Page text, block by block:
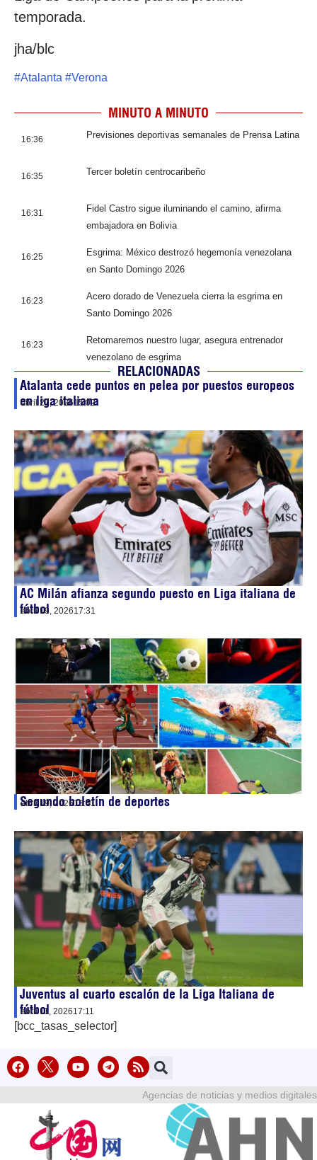
temporada.
jha/blc
#Atalanta #Verona
MINUTO A MINUTO
16:36 Previsiones deportivas semanales de Prensa Latina
16:35 Tercer boletín centrocaribeño
16:31
Fidel Castro sigue iluminando el camino, afirma
embajadora en Bolivia
16:25
Esgrima: México destrozó hegemonía venezolana
en Santo Domingo 2026
16:23
Acero dorado de Venezuela cierra la esgrima en
Santo Domingo 2026
16:23
Retomaremos nuestro lugar, asegura entrenador
venezolano de esgrima
RELACIONADAS
Atalanta cede puntos en pelea por puestos europeos
en liga italiana
abril 27, 202615:02
AC Milán afianza segundo puesto en Liga italiana de
fútbol
abril 19, 202617:31
Segundo boletín de deportes
abril 19, 202613:41
Juventus al cuarto escalón de la Liga Italiana de
fútbol
abril 11, 202617:11
[bcc_tasas_selector]
Agencias de noticias y medios digitales